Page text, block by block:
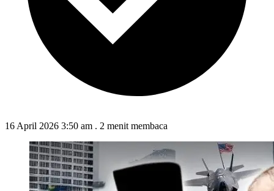
16 April 2026 3:50 am . 2 menit membaca